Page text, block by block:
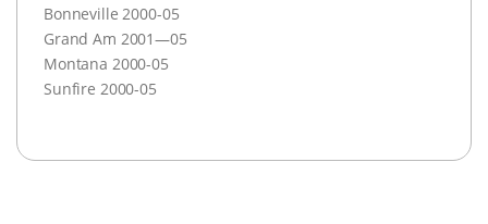
Bonneville 2000-05
Grand Am 2001—05
Montana 2000-05
Sunfire 2000-05